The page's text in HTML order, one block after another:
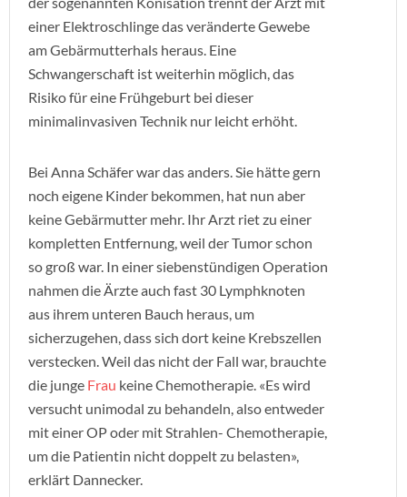
einer Elektroschlinge das veränderte Gewebe
am Gebärmutterhals heraus. Eine
Schwangerschaft ist weiterhin möglich, das
Risiko für eine Frühgeburt bei dieser
minimalinvasiven Technik nur leicht erhöht.
Bei Anna Schäfer war das anders. Sie hätte gern
noch eigene Kinder bekommen, hat nun aber
keine Gebärmutter mehr. Ihr Arzt riet zu einer
kompletten Entfernung, weil der Tumor schon
so groß war. In einer siebenstündigen Operation
nahmen die Ärzte auch fast 30 Lymphknoten
aus ihrem unteren Bauch heraus, um
sicherzugehen, dass sich dort keine Krebszellen
verstecken. Weil das nicht der Fall war, brauchte
die junge Frau keine Chemotherapie. «Es wird
versucht unimodal zu behandeln, also entweder
mit einer OP oder mit Strahlen- Chemotherapie,
um die Patientin nicht doppelt zu belasten»,
erklärt Dannecker.